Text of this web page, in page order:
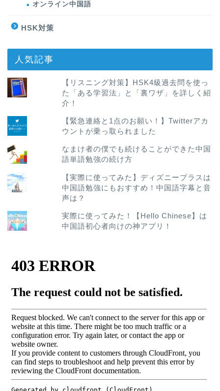
オンライン中国語
HSK対策
人気記事
【リスニング対策】HSK4級過去問を使っ
た「ある学習法」と「裏ワザ」を詳しく紹
介！
【緊急連絡と1点のお願い！】Twitterアカ
ウントが乗っ取られました
なまけ者の僕でも続けることができた中国
語単語勉強の続け方
【実際に使ってみた】ディズニープラスは
中国語勉強にもおすすめ！中国語字幕と音
声は？
実際に使ってみた！【Hello Chinese】は
中国語初心者向けの神アプリ！